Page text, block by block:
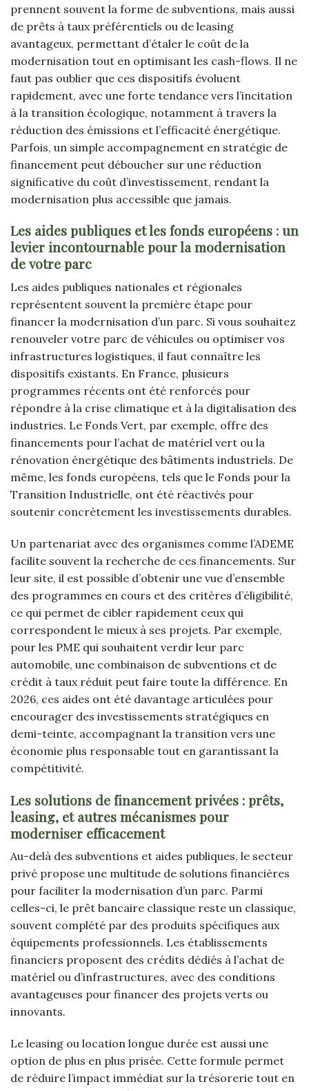
prennent souvent la forme de subventions, mais aussi
de prêts à taux préférentiels ou de leasing
avantageux, permettant d’étaler le coût de la
modernisation tout en optimisant les cash-flows. Il ne
faut pas oublier que ces dispositifs évoluent
rapidement, avec une forte tendance vers l’incitation
à la transition écologique, notamment à travers la
réduction des émissions et l’efficacité énergétique.
Parfois, un simple accompagnement en stratégie de
financement peut déboucher sur une réduction
significative du coût d’investissement, rendant la
modernisation plus accessible que jamais.
Les aides publiques et les fonds européens : un
levier incontournable pour la modernisation
de votre parc
Les aides publiques nationales et régionales
représentent souvent la première étape pour
financer la modernisation d’un parc. Si vous souhaitez
renouveler votre parc de véhicules ou optimiser vos
infrastructures logistiques, il faut connaître les
dispositifs existants. En France, plusieurs
programmes récents ont été renforcés pour
répondre à la crise climatique et à la digitalisation des
industries. Le Fonds Vert, par exemple, offre des
financements pour l’achat de matériel vert ou la
rénovation énergétique des bâtiments industriels. De
même, les fonds européens, tels que le Fonds pour la
Transition Industrielle, ont été réactivés pour
soutenir concrètement les investissements durables.
Un partenariat avec des organismes comme l’ADEME
facilite souvent la recherche de ces financements. Sur
leur site, il est possible d’obtenir une vue d’ensemble
des programmes en cours et des critères d’éligibilité,
ce qui permet de cibler rapidement ceux qui
correspondent le mieux à ses projets. Par exemple,
pour les PME qui souhaitent verdir leur parc
automobile, une combinaison de subventions et de
crédit à taux réduit peut faire toute la différence. En
2026, ces aides ont été davantage articulées pour
encourager des investissements stratégiques en
demi-teinte, accompagnant la transition vers une
économie plus responsable tout en garantissant la
compétitivité.
Les solutions de financement privées : prêts,
leasing, et autres mécanismes pour
moderniser efficacement
Au-delà des subventions et aides publiques, le secteur
privé propose une multitude de solutions financières
pour faciliter la modernisation d’un parc. Parmi
celles-ci, le prêt bancaire classique reste un classique,
souvent complété par des produits spécifiques aux
équipements professionnels. Les établissements
financiers proposent des crédits dédiés à l’achat de
matériel ou d’infrastructures, avec des conditions
avantageuses pour financer des projets verts ou
innovants.
Le leasing ou location longue durée est aussi une
option de plus en plus prisée. Cette formule permet
de réduire l’impact immédiat sur la trésorerie tout en